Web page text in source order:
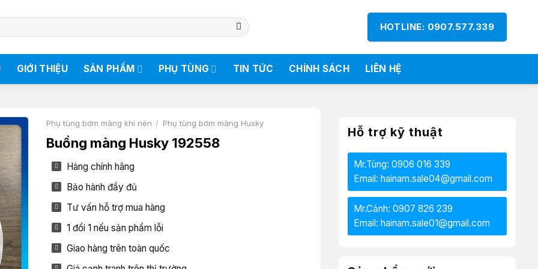
HOTLINE: 0907.577.339
GIỚI THIỆU SẢN PHẨM PHỤ TÙNG TIN TỨC CHÍNH SÁCH LIÊN HỆ
Hỗ trợ kỹ thuật
Mr.Tùng: 0906 016 339
Email: hainam.sale04@gmail.com
Mr.Cảnh: 0907 826 239
Email: hainam.sale01@gmail.com
Phụ tùng bơm màng khí nén / Phụ tùng bơm màng Husky
Buồng màng Husky 192558
Hàng chính hãng
Bảo hành đầy đủ
Tư vấn hỗ trợ mua hàng
1 đổi 1 nếu sản phẩm lỗi
Giao hàng trên toàn quốc